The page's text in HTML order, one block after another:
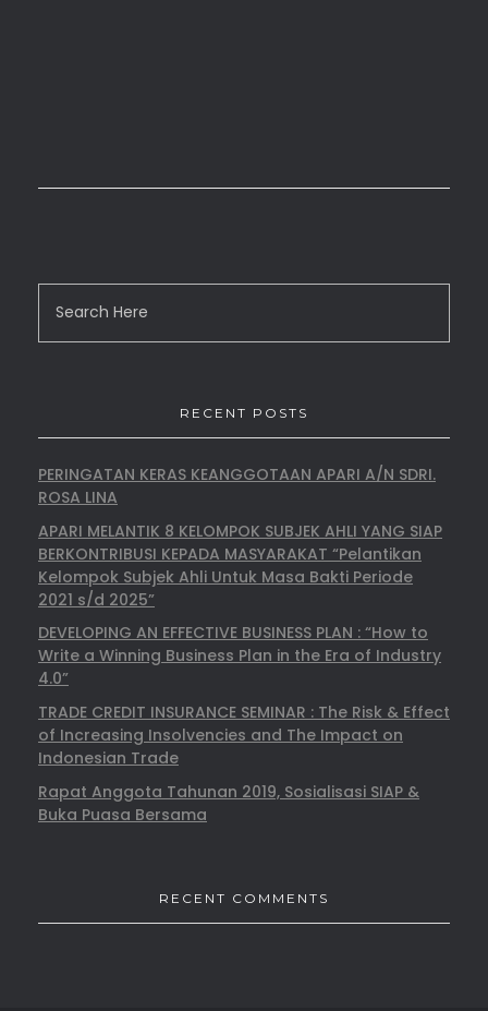
RECENT POSTS
PERINGATAN KERAS KEANGGOTAAN APARI A/N SDRI.
ROSA LINA
APARI MELANTIK 8 KELOMPOK SUBJEK AHLI YANG SIAP
BERKONTRIBUSI KEPADA MASYARAKAT “Pelantikan
Kelompok Subjek Ahli Untuk Masa Bakti Periode
2021 s/d 2025”
DEVELOPING AN EFFECTIVE BUSINESS PLAN : “How to
Write a Winning Business Plan in the Era of Industry
4.0”
TRADE CREDIT INSURANCE SEMINAR : The Risk & Effect
of Increasing Insolvencies and The Impact on
Indonesian Trade
Rapat Anggota Tahunan 2019, Sosialisasi SIAP &
Buka Puasa Bersama
RECENT COMMENTS